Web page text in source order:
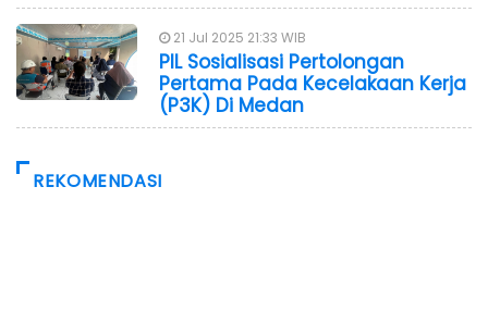
21 Jul 2025 21:33 WIB
PIL Sosialisasi Pertolongan
Pertama Pada Kecelakaan Kerja
(P3K) Di Medan
REKOMENDASI